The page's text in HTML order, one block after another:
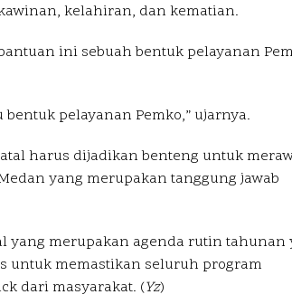
kelahiran, dan kematian.
ini sebuah bentuk pelayanan
pelayanan Pemko,” ujarnya.
harus dijadikan benteng untuk
yang merupakan tanggung jawab
yang merupakan agenda rutin tahunan
untuk memastikan seluruh program
dari masyarakat. (Yz)